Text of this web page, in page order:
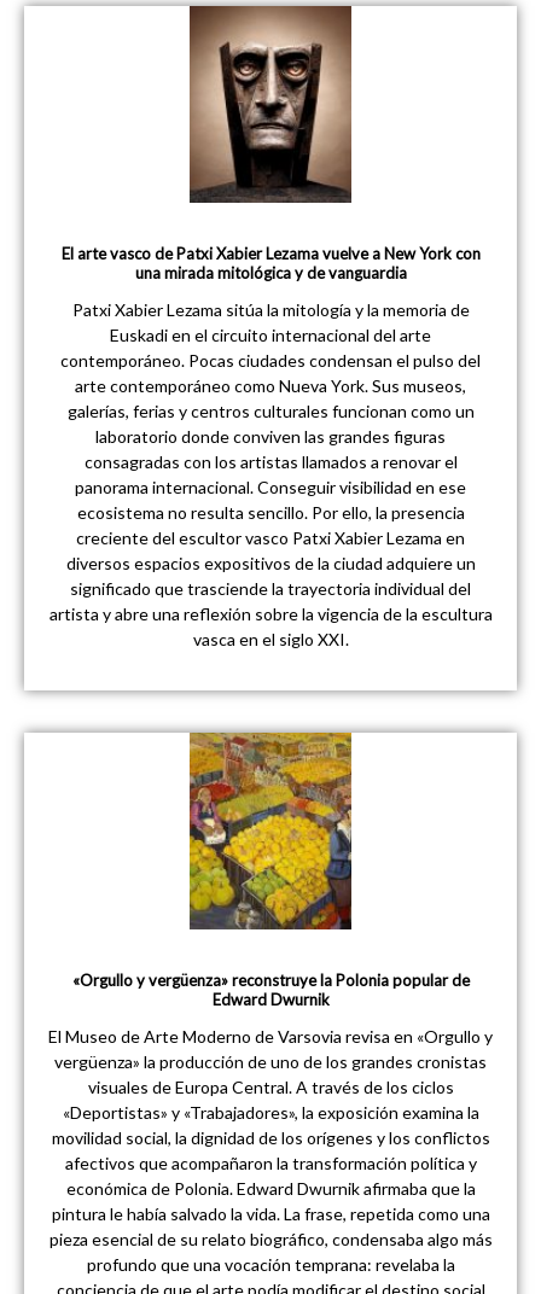
El arte vasco de Patxi Xabier Lezama vuelve a New York con
una mirada mitológica y de vanguardia
Patxi Xabier Lezama sitúa la mitología y la memoria de
Euskadi en el circuito internacional del arte
contemporáneo. Pocas ciudades condensan el pulso del
arte contemporáneo como Nueva York. Sus museos,
galerías, ferias y centros culturales funcionan como un
laboratorio donde conviven las grandes figuras
consagradas con los artistas llamados a renovar el
panorama internacional. Conseguir visibilidad en ese
ecosistema no resulta sencillo. Por ello, la presencia
creciente del escultor vasco Patxi Xabier Lezama en
diversos espacios expositivos de la ciudad adquiere un
significado que trasciende la trayectoria individual del
artista y abre una reflexión sobre la vigencia de la escultura
vasca en el siglo XXI.
«Orgullo y vergüenza» reconstruye la Polonia popular de
Edward Dwurnik
El Museo de Arte Moderno de Varsovia revisa en «Orgullo y
vergüenza» la producción de uno de los grandes cronistas
visuales de Europa Central. A través de los ciclos
«Deportistas» y «Trabajadores», la exposición examina la
movilidad social, la dignidad de los orígenes y los conflictos
afectivos que acompañaron la transformación política y
económica de Polonia. Edward Dwurnik afirmaba que la
pintura le había salvado la vida. La frase, repetida como una
pieza esencial de su relato biográfico, condensaba algo más
profundo que una vocación temprana: revelaba la
conciencia de que el arte podía modificar el destino social